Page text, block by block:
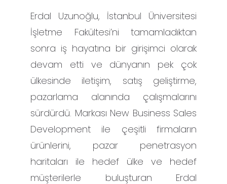
Erdal Uzunoğlu, İstanbul Üniversitesi
İşletme Fakültesi’ni tamamladıktan
sonra iş hayatına bir girişimci olarak
devam etti ve dünyanın pek çok
ülkesinde iletişim, satış geliştirme,
pazarlama alanında çalışmalarını
sürdürdü. Markası New Business Sales
Development ile çeşitli firmaların
ürünlerini, pazar penetrasyon
haritaları ile hedef ülke ve hedef
müşterilerle buluşturan Erdal